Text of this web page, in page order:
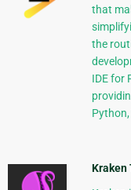
that
the
IDE for
Kraken